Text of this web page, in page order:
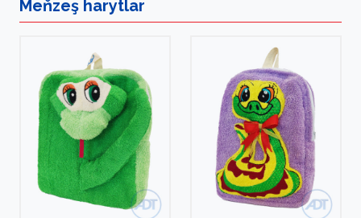
Meňzeş harytlar